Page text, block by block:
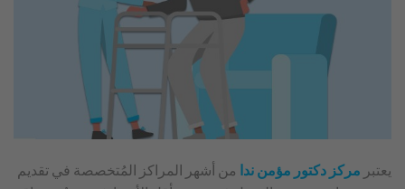
يعتبر مركز دكتور مؤمن ندا من أشهر المراكز المُتخصصة في تقديم